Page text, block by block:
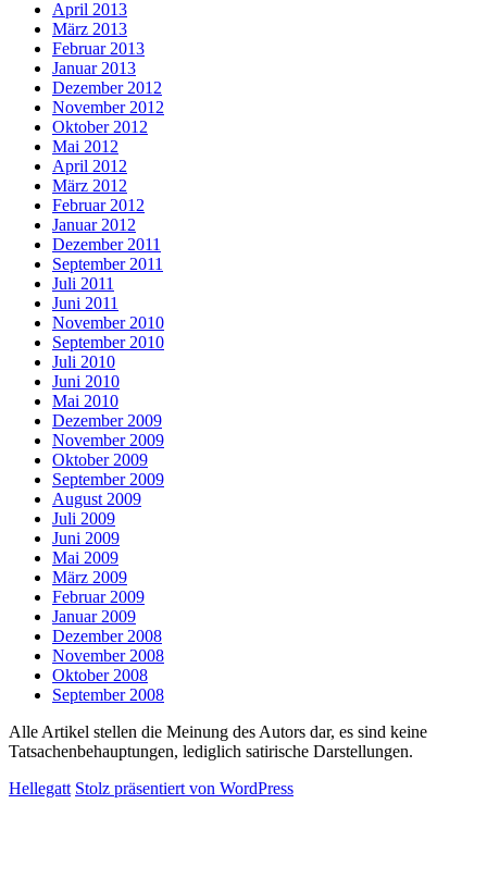
April 2013
März 2013
Februar 2013
Januar 2013
Dezember 2012
November 2012
Oktober 2012
Mai 2012
April 2012
März 2012
Februar 2012
Januar 2012
Dezember 2011
September 2011
Juli 2011
Juni 2011
November 2010
September 2010
Juli 2010
Juni 2010
Mai 2010
Dezember 2009
November 2009
Oktober 2009
September 2009
August 2009
Juli 2009
Juni 2009
Mai 2009
März 2009
Februar 2009
Januar 2009
Dezember 2008
November 2008
Oktober 2008
September 2008
Alle Artikel stellen die Meinung des Autors dar, es sind keine
Tatsachenbehauptungen, lediglich satirische Darstellungen.
Hellegatt Stolz präsentiert von WordPress